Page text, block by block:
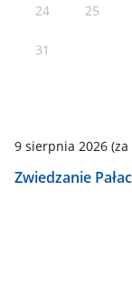
24 25
31
9 sierpnia 2026(za
Zwiedzanie